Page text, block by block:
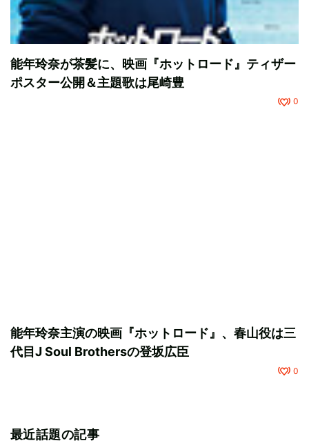
能年玲奈が茶髪に、映画『ホットロード』ティザー
ポスター公開＆主題歌は尾崎豊
0
能年玲奈主演の映画『ホットロード』、春山役は三
代目J Soul Brothersの登坂広臣
0
最近話題の記事